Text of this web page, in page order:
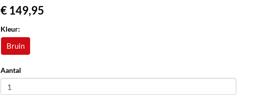
€ 149,95
Kleur:
Bruin
Aantal